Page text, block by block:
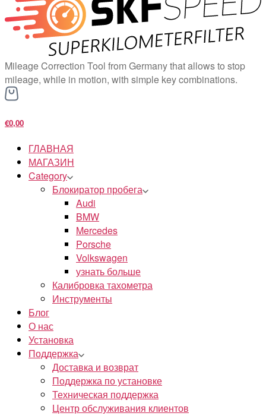
Mileage Correction Tool from Germany that allows to stop
mileage, while in motion, with simple key combinations.
€0,00
ГЛАВНАЯ
МАГАЗИН
Category
Блокиратор пробега
Audi
BMW
Mercedes
Porsche
Volkswagen
узнать больше
Калибровка тахометра
Инструменты
Блог
О нас
Установка
Поддержка
Доставка и возврат
Поддержка по установке
Техническая поддержка
Центр обслуживания клиентов